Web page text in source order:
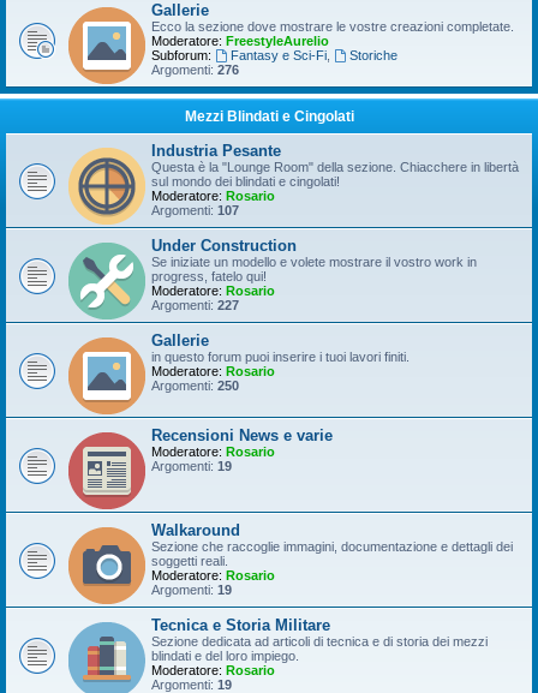
Gallerie
Ecco la sezione dove mostrare le vostre creazioni completate.
Moderatore: FreestyleAurelio
Subforum:
Fantasy e Sci-Fi,
Storiche
Argomenti: 276
Mezzi Blindati e Cingolati
Industria Pesante
Questa è la "Lounge Room" della sezione. Chiacchere in libertà
sul mondo dei blindati e cingolati!
Moderatore: Rosario
Argomenti: 107
Under Construction
Se iniziate un modello e volete mostrare il vostro work in
progress, fatelo qui!
Moderatore: Rosario
Argomenti: 227
Gallerie
in questo forum puoi inserire i tuoi lavori finiti.
Moderatore: Rosario
Argomenti: 250
Recensioni News e varie
Moderatore: Rosario
Argomenti: 19
Walkaround
Sezione che raccoglie immagini, documentazione e dettagli dei
soggetti reali.
Moderatore: Rosario
Argomenti: 19
Tecnica e Storia Militare
Sezione dedicata ad articoli di tecnica e di storia dei mezzi
blindati e del loro impiego.
Moderatore: Rosario
Argomenti: 19